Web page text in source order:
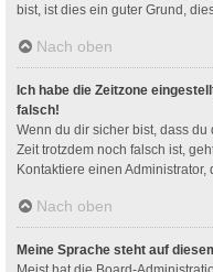
bist, ist dies ein guter Grund,
Nach oben
Ich habe die Zeitzone
falsch!
Wenn du dir sicher bist, dass
Zeit trotzdem noch falsch ist,
Kontaktiere einen
Nach oben
Meine Sprache steht auf